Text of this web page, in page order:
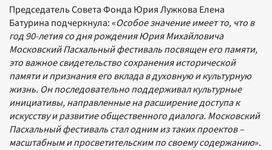
Председатель Совета Фонда Юрия Лужкова Елена
Батурина подчеркнула: «Особое значение имеет то, что в
год 90-летия со дня рождения Юрия Михайловича
Московский Пасхальный фестиваль посвящен его памяти,
это важное свидетельство сохранения исторической
памяти и признания его вклада в духовную и культурную
жизнь. Он последовательно поддерживал культурные
инициативы, направленные на расширение доступа к
искусству и развитие общественного диалога. Московский
Пасхальный фестиваль стал одним из таких проектов –
масштабным и просветительским по своему содержанию».